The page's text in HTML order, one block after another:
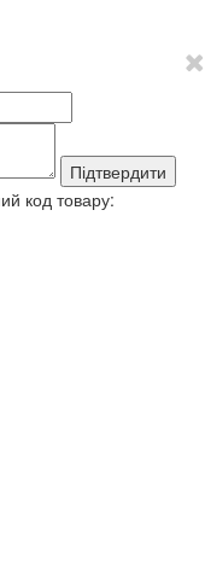
Підтвердити
код товару: